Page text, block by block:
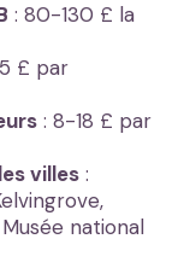
: 80-130 £ la
£ par
: 8-18 £ par
villes :
national